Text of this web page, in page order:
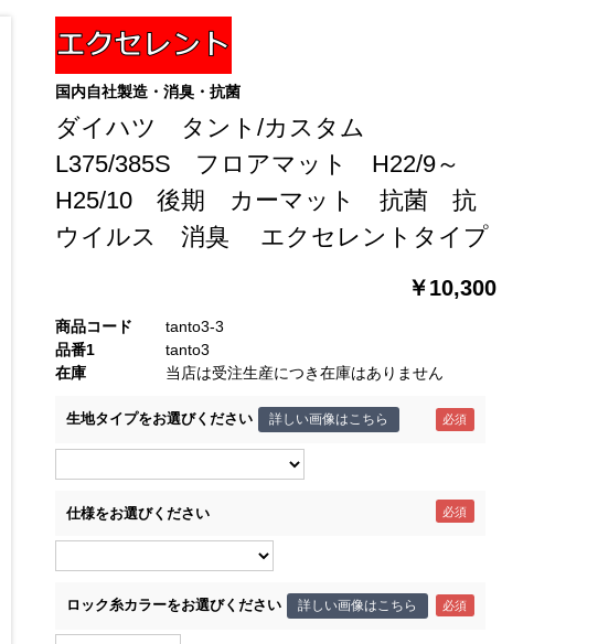
国内自社製造・消臭・抗菌
ダイハツ タント/カスタム
L375/385S フロアマット H22/9～
H25/10 後期 カーマット 抗菌 抗
ウイルス 消臭 エクセレントタイプ
￥10,300
商品コード
tanto3-3
品番1
tanto3
在庫
当店は受注生産につき在庫はありません
生地タイプをお選びください 詳しい画像はこちら
仕様をお選びください
ロック糸カラーをお選びください 詳しい画像はこちら